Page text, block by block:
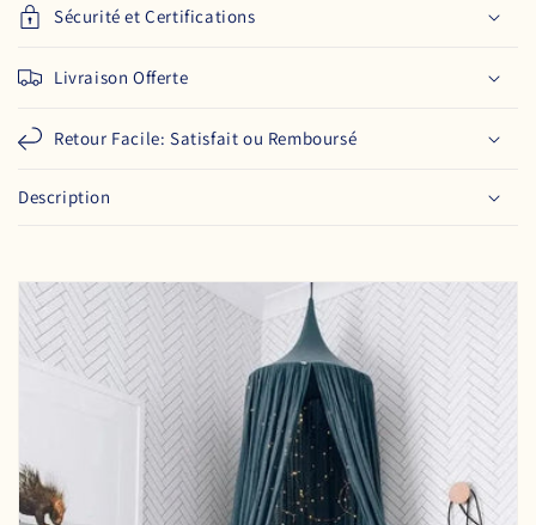
Sécurité et Certifications
Livraison Offerte
Retour Facile: Satisfait ou Remboursé
Description